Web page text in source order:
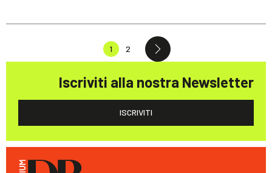
1 2
Iscriviti alla nostra Newsletter
ISCRIVITI